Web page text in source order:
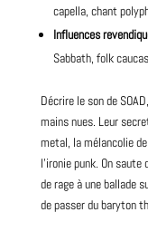
capella, chant
Influences
Sabbath, folk
Décrire le son de
mains nues. Leur
metal, la mélancolie
l’ironie punk. On
de rage à une ballade
de passer du baryton